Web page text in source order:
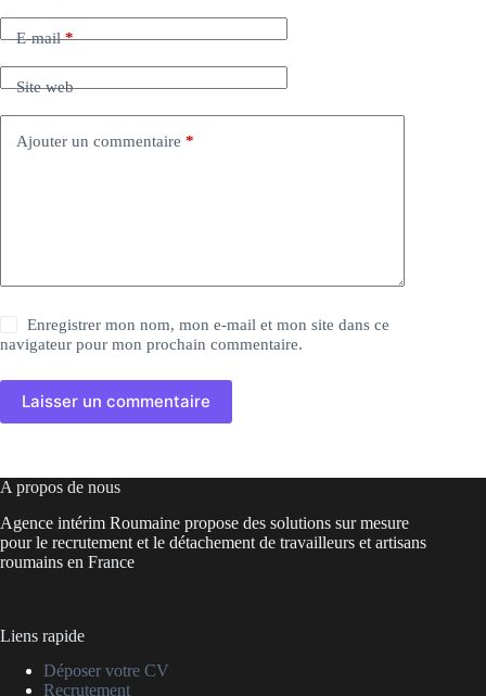
E-mail*
Site web
Ajouter un commentaire *
Enregistrer mon nom, mon e-mail et mon site dans ce
navigateur pour mon prochain commentaire.
Laisser un commentaire
A propos de nous
Agence intérim Roumaine propose des solutions sur mesure
pour le recrutement et le détachement de travailleurs et artisans
roumains en France
Liens rapide
Déposer votre CV
Recrutement